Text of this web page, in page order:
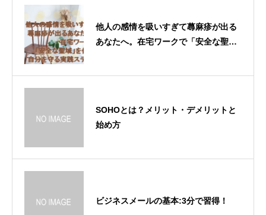
他人の感情を吸いすぎて蕁麻疹が出る
あなたへ。在宅ワークで「安全な聖
SOHOとは？メリット・デメリットと
始め方
ビジネスメールの基本:3分で習得！